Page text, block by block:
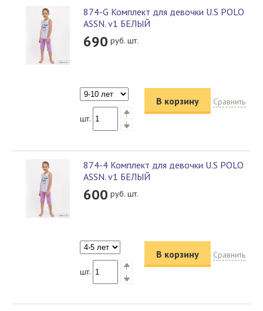
874-G Комплект для девочки U.S POLO
ASSN. v1 БЕЛЫЙ
690 руб. шт.
шт.
В корзину Сравнить
874-4 Комплект для девочки U.S POLO
ASSN. v1 БЕЛЫЙ
600 руб. шт.
шт.
В корзину Сравнить